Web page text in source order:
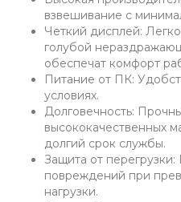
взвешивание с
Четкий дисплей:
голубой
обеспечат комфорт
Питание от ПК:
условиях.
Долговечность:
высококачественных
долгий срок службы.
Защита от
повреждений при
нагрузки.